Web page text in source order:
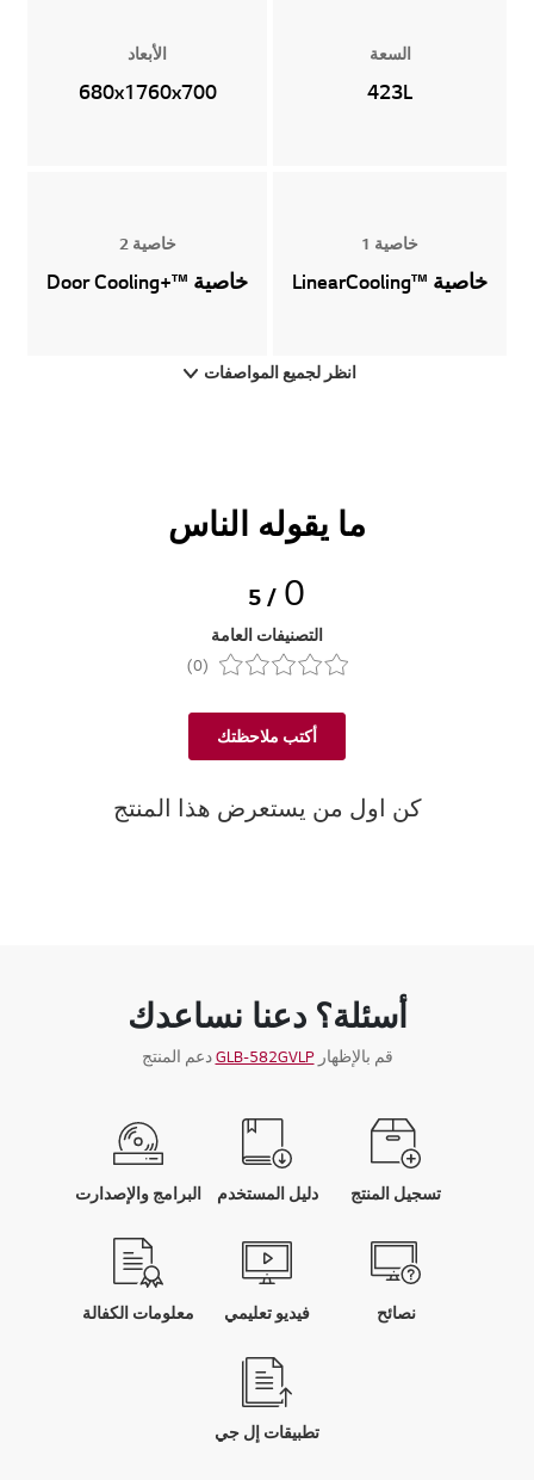
السعة
423L
الأبعاد
680x1760x700
خاصية 1
خاصية ™LinearCooling
خاصية 2
خاصية ™+Door Cooling
انظر لجميع المواصفات
ما يقوله الناس
0
/ 5
التصنيفات العامة
(0)
أكتب ملاحظتك
كن اول من يستعرض هذا المنتج
أسئلة؟ دعنا نساعدك
قم بالإظهارGLB-582GVLPدعم المنتج
تسجيل المنتج دليل المستخدم البرامج والإصدارت
نصائح فيديو تعليمي معلومات الكفالة
تطبيقات إل جي